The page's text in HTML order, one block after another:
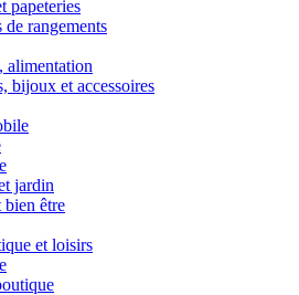
papeteries
de rangements
alimentation
bijoux et accessoires
jardin
bien être
et loisirs